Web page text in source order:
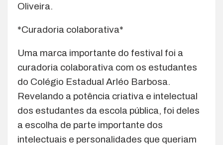
Oliveira.
*Curadoria colaborativa*
Uma marca importante do festival foi a
curadoria colaborativa com os estudantes
do Colégio Estadual Arléo Barbosa.
Revelando a potência criativa e intelectual
dos estudantes da escola pública, foi deles
a escolha de parte importante dos
intelectuais e personalidades que queriam